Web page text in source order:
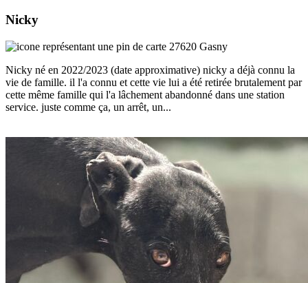
Nicky
27620 Gasny
Nicky né en 2022/2023 (date approximative) nicky a déjà connu la
vie de famille. il l'a connu et cette vie lui a été retirée brutalement par
cette même famille qui l'a lâchement abandonné dans une station
service. juste comme ça, un arrêt, un...